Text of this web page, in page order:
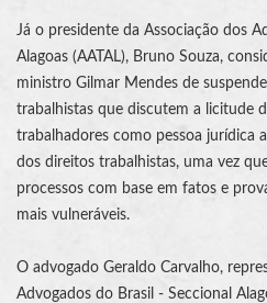
Já o presidente da Associação dos
Alagoas (AATAL), Bruno Souza,
ministro Gilmar Mendes de
trabalhistas que discutem a licitude
trabalhadores como pessoa jurídica
dos direitos trabalhistas, uma vez
processos com base em fatos e
mais vulneráveis.
O advogado Geraldo Carvalho,
Advogados do Brasil - Seccional